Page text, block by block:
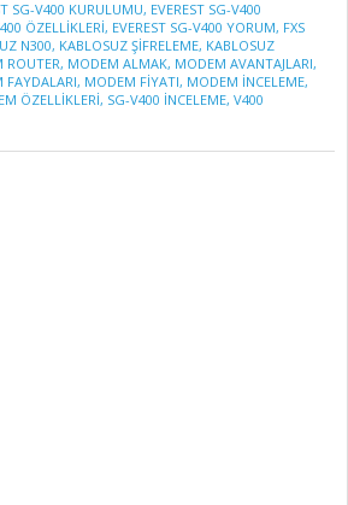
SG-V400 KURULUMU, EVEREST SG-V400
ÖZELLIKLERI, EVEREST SG-V400 YORUM, FXS
N300, KABLOSUZ ŞIFRELEME, KABLOSUZ
ROUTER, MODEM ALMAK, MODEM AVANTAJLARI,
FAYDALARI, MODEM FIYATI, MODEM INCELEME,
ÖZELLIKLERI, SG-V400 INCELEME, V400